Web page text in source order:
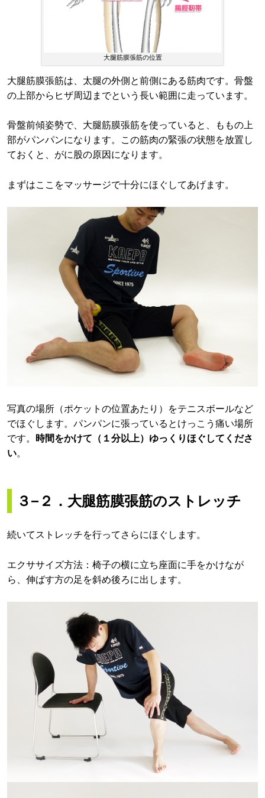
大腿筋膜張筋の位置
大腿筋膜張筋は、太腿の外側と前側にある筋肉です。骨盤
の上部からヒザ周辺までという長い範囲に走っています。
骨盤前傾姿勢で、大腿筋膜張筋を使っていると、ももの上
部がパンパンになります。この筋肉の緊張の状態を放置し
ておくと、がに股の原因になります。
まずはここをマッサージで十分にほぐしてあげます。
写真の場所（ポケットの位置あたり）をテニスボールなど
でほぐします。パンパンに張っているとけっこう痛い場所
です。
時間をかけて（１分以上）ゆっくりほぐしてくださ
い。
３−２．大腿筋膜張筋のストレッチ
続いてストレッチを行ってさらにほぐします。
エクササイズ方法：椅子の横に立ち座面に手をかけなが
ら、伸ばす方の足を斜め後ろに出します。